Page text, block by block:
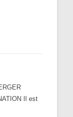
Il est